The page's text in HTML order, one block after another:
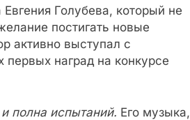
Голубева, который не
постигать новые
активно выступал с
наград на конкурсе
полна испытаний. Его музыка,